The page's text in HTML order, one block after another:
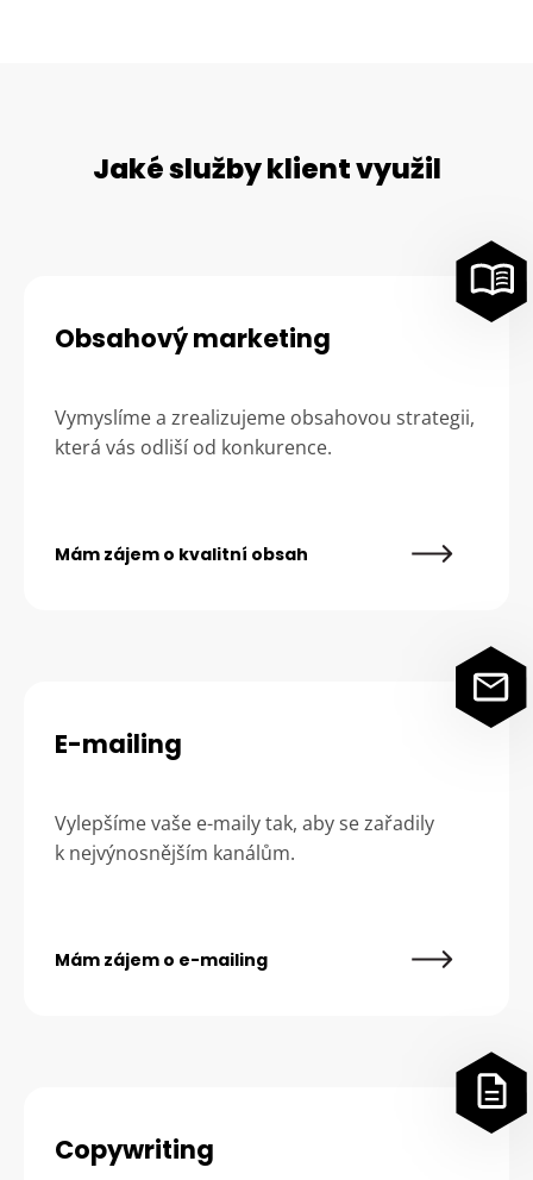
Jaké služby klient využil
Obsahový marketing
Vymyslíme a zrealizujeme obsahovou strategii,
která vás odliší od konkurence.
Mám zájem o kvalitní obsah
E-mailing
Vylepšíme vaše e-maily tak, aby se zařadily
k nejvýnosnějším kanálům.
Mám zájem o e-mailing
Copywriting